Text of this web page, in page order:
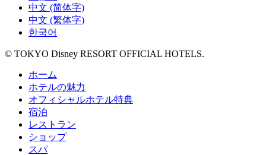
中文 (简体字)
中文 (繁体字)
한국어
© TOKYO Disney RESORT OFFICIAL HOTELS.
ホーム
ホテルの魅力
オフィシャルホテル特典
宿泊
レストラン
ショップ
スパ